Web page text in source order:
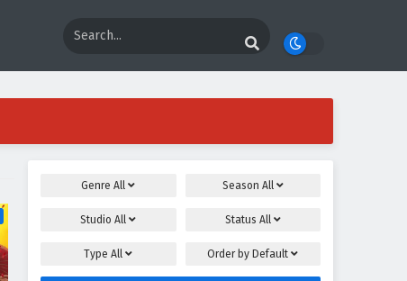
GenreAll Season All
StudioAll Status All
TypeAll Order by Default